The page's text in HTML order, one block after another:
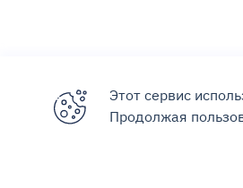
Этот сервис
Продолжая